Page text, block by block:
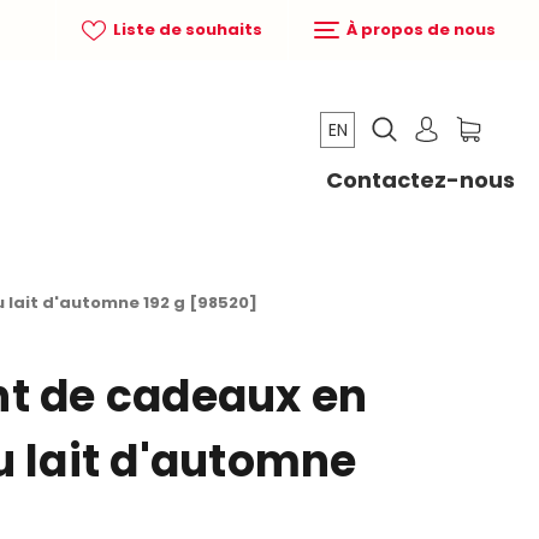
Liste de souhaits À propos de nous
EN
Contactez-nous
d'automne 192 g [98520]
de cadeaux en
lait d'automne